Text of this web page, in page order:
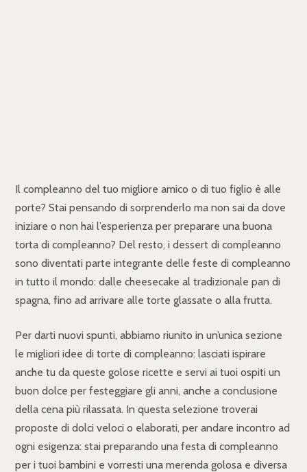
Il compleanno del tuo migliore amico o di tuo figlio è alle
porte? Stai pensando di sorprenderlo ma non sai da dove
iniziare o non hai l’esperienza per preparare una buona
torta di compleanno? Del resto, i dessert di compleanno
sono diventati parte integrante delle feste di compleanno
in tutto il mondo: dalle cheesecake al tradizionale pan di
spagna, fino ad arrivare alle torte glassate o alla frutta.
Per darti nuovi spunti, abbiamo riunito in un’unica sezione
le migliori idee di torte di compleanno: lasciati ispirare
anche tu da queste golose ricette e servi ai tuoi ospiti un
buon dolce per festeggiare gli anni, anche a conclusione
della cena più rilassata. In questa selezione troverai
proposte di dolci veloci o elaborati, per andare incontro ad
ogni esigenza: stai preparando una festa di compleanno
per i tuoi bambini e vorresti una merenda golosa e diversa